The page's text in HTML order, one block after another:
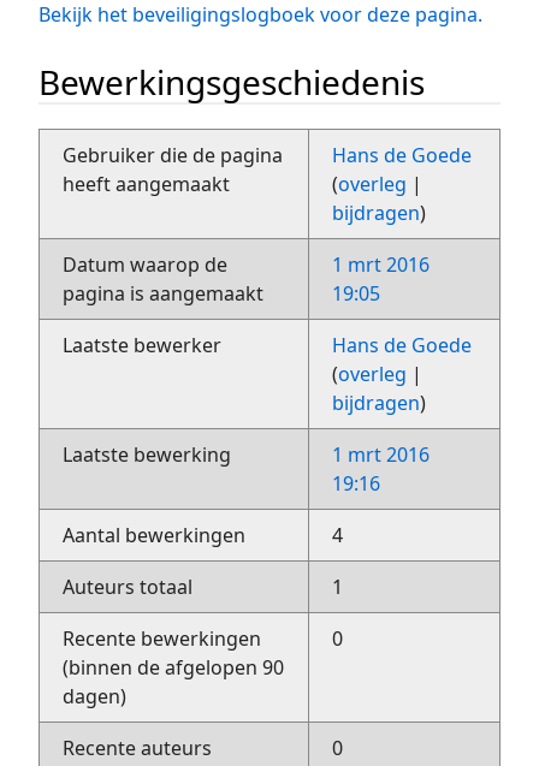
Bekijk het beveiligingslogboek voor deze pagina.
Bewerkingsgeschiedenis
Gebruiker die de pagina
heeft aangemaakt
Hans de Goede
(overleg |
bijdragen)
Datum waarop de
pagina is aangemaakt
1 mrt 2016
19:05
Laatste bewerker
Hans de Goede
(overleg |
bijdragen)
Laatste bewerking
1 mrt 2016
19:16
Aantal bewerkingen
4
Auteurs totaal
1
Recente bewerkingen
(binnen de afgelopen 90
dagen)
0
Recente auteurs 0